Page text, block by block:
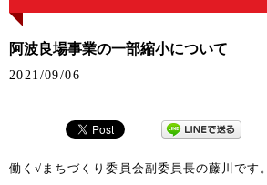
阿波良場事業の一部縮小について
2021/09/06
働く√まちづくり委員会副委員長の藤川です。